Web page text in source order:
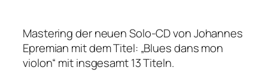
Mastering der neuen Solo-CD von Johannes
Epremian mit dem Titel: „Blues dans mon
violon“ mit insgesamt 13 Titeln.